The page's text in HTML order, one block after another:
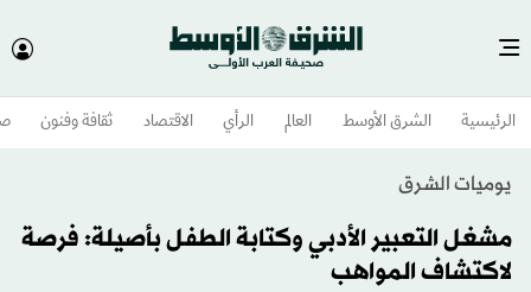
الرئيسية الشرق الأوسط​ العالم الرأي الاقتصاد ثقافة وفنون
يوميات الشرق
مشغل التعبير الأدبي وكتابة الطفل بأصيلة: فرصة
لاكتشاف المواهب